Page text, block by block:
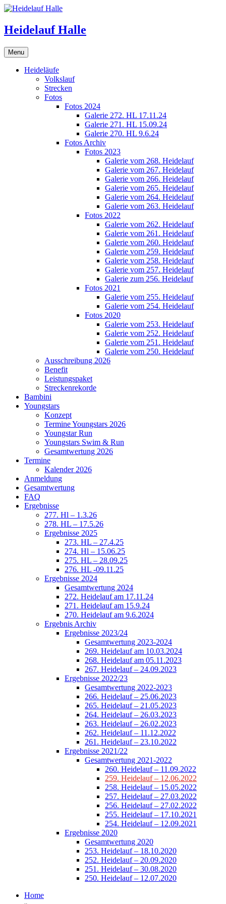
Skip
content
Heidelauf Halle
Menu
Heideläufe
Volkslauf
Strecken
Fotos
Fotos 2024
Galerie 272. HL 17.11.24
Galerie 271. HL 15.09.24
Galerie 270. HL 9.6.24
Fotos Archiv
Fotos 2023
Galerie vom 268. Heidelauf
Galerie vom 267. Heidelauf
Galerie vom 266. Heidelauf
Galerie vom 265. Heidelauf
Galerie vom 264. Heidelauf
Galerie vom 263. Heidelauf
Fotos 2022
Galerie vom 262. Heidelauf
Galerie vom 261. Heidelauf
Galerie vom 260. Heidelauf
Galerie vom 259. Heidelauf
Galerie vom 258. Heidelauf
Galerie vom 257. Heidelauf
Galerie zum 256. Heidelauf
Fotos 2021
Galerie vom 255. Heidelauf
Galerie vom 254. Heidelauf
Fotos 2020
Galerie vom 253. Heidelauf
Galerie vom 252. Heidelauf
Galerie vom 251. Heidelauf
Galerie vom 250. Heidelauf
Ausschreibung 2026
Benefit
Leistungspaket
Streckenrekorde
Bambini
Youngstars
Konzept
Termine Youngstars 2026
Youngstar Run
Youngstars Swim & Run
Gesamtwertung 2026
Termine
Kalender 2026
Anmeldung
Gesamtwertung
FAQ
Ergebnisse
277. Hl – 1.3.26
278. HL – 17.5.26
Ergebnisse 2025
273. HL – 27.4.25
274. Hl – 15.06.25
275. HL – 28.09.25
276. HL -09.11.25
Ergebnisse 2024
Gesamtwertung 2024
272. Heidelauf am 17.11.24
271. Heidelauf am 15.9.24
270. Heidelauf am 9.6.2024
Ergebnis Archiv
Ergebnisse 2023/24
Gesamtwertung 2023-2024
269. Heidelauf am 10.03.2024
268. Heidelauf am 05.11.2023
267. Heidelauf – 24.09.2023
Ergebnisse 2022/23
Gesamtwertung 2022-2023
266. Heidelauf – 25.06.2023
265. Heidelauf – 21.05.2023
264. Heidelauf – 26.03.2023
263. Heidelauf – 26.02.2023
262. Heidelauf – 11.12.2022
261. Heidelauf – 23.10.2022
Ergebnisse 2021/22
Gesamtwertung 2021-2022
260. Heidelauf – 11.09.2022
259. Heidelauf – 12.06.2022
258. Heidelauf – 15.05.2022
257. Heidelauf – 27.03.2022
256. Heidelauf – 27.02.2022
255. Heidelauf – 17.10.2021
254. Heidelauf – 12.09.2021
Ergebnisse 2020
Gesamtwertung 2020
253. Heidelauf – 18.10.2020
252. Heidelauf – 20.09.2020
251. Heidelauf – 30.08.2020
250. Heidelauf – 12.07.2020
Home